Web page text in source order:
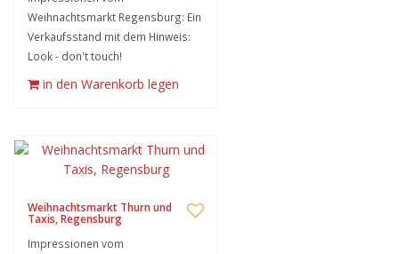
Weihnachtsmarkt Regensburg: Ein
Verkaufsstand mit dem Hinweis:
Look - don't touch!
in den Warenkorb legen
Weihnachtsmarkt Thurn und
Taxis, Regensburg
Impressionen vom